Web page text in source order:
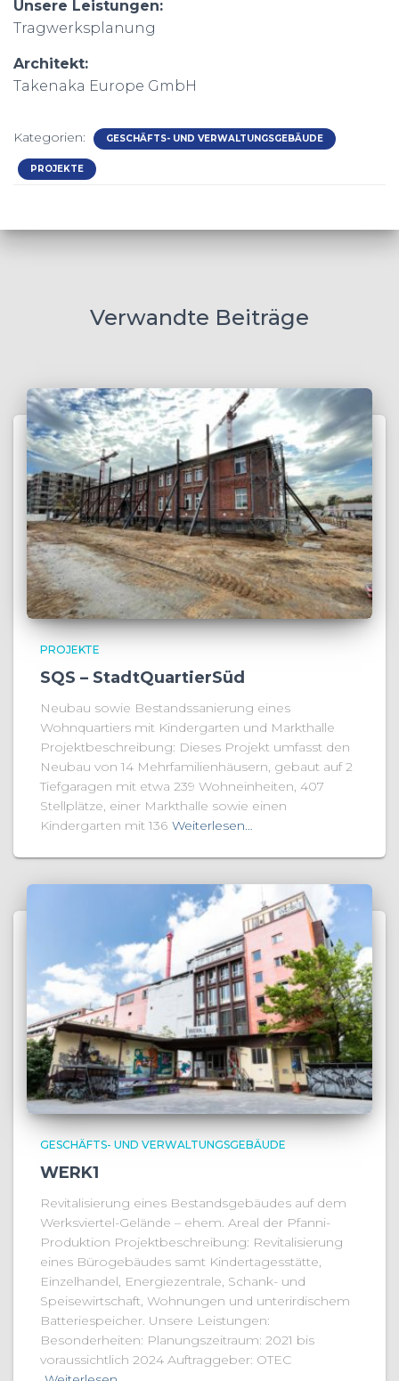
Unsere Leistungen:
Tragwerksplanung
Architekt:
Takenaka Europe GmbH
Kategorien: GESCHÄFTS- UND VERWALTUNGSGEBÄUDE
PROJEKTE
Verwandte Beiträge
PROJEKTE
SQS – StadtQuartierSüd
Neubau sowie Bestandssanierung eines
Wohnquartiers mit Kindergarten und Markthalle
Projektbeschreibung: Dieses Projekt umfasst den
Neubau von 14 Mehrfamilienhäusern, gebaut auf 2
Tiefgaragen mit etwa 239 Wohneinheiten, 407
Stellplätze, einer Markthalle sowie einen
Kindergarten mit 136 Weiterlesen…
GESCHÄFTS- UND VERWALTUNGSGEBÄUDE
WERK1
Revitalisierung eines Bestandsgebäudes auf dem
Werksviertel-Gelände – ehem. Areal der Pfanni-
Produktion Projektbeschreibung: Revitalisierung
eines Bürogebäudes samt Kindertagesstätte,
Einzelhandel, Energiezentrale, Schank- und
Speisewirtschaft, Wohnungen und unterirdischem
Batteriespeicher. Unsere Leistungen:
Besonderheiten: Planungszeitraum: 2021 bis
voraussichtlich 2024 Auftraggeber: OTEC